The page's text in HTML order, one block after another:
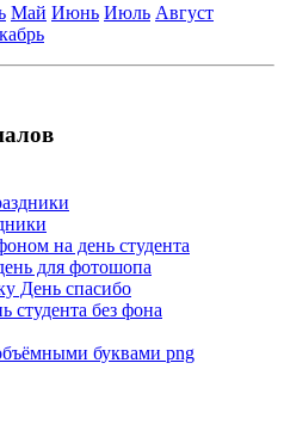
Май Июнь Июль Август
на день студента
для фотошопа
День спасибо
студента без фона
буквами png